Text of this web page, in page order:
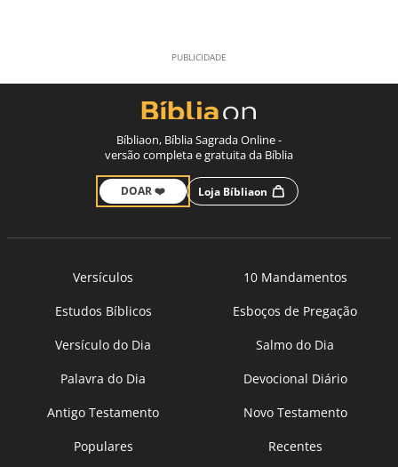
Bíbliaon, Bíblia Sagrada Online -
versão completa e gratuita da Bíblia
DOAR ❤️ Loja Bíbliaon
Versículos
10 Mandamentos
Estudos Bíblicos
Esboços de Pregação
Versículo do Dia
Salmo do Dia
Palavra do Dia
Devocional Diário
Antigo Testamento
Novo Testamento
Populares
Recentes